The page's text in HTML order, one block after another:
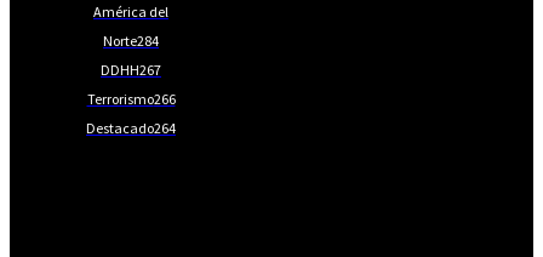
América del
Norte284
DDHH267
Terrorismo266
Destacado264